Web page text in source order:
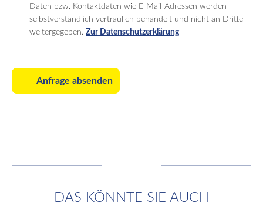
Daten bzw. Kontaktdaten wie E-Mail-Adressen werden
selbstverständlich vertraulich behandelt und nicht an Dritte
weitergegeben. Zur Datenschutzerklärung
Anfrage absenden
DAS KÖNNTE SIE AUCH